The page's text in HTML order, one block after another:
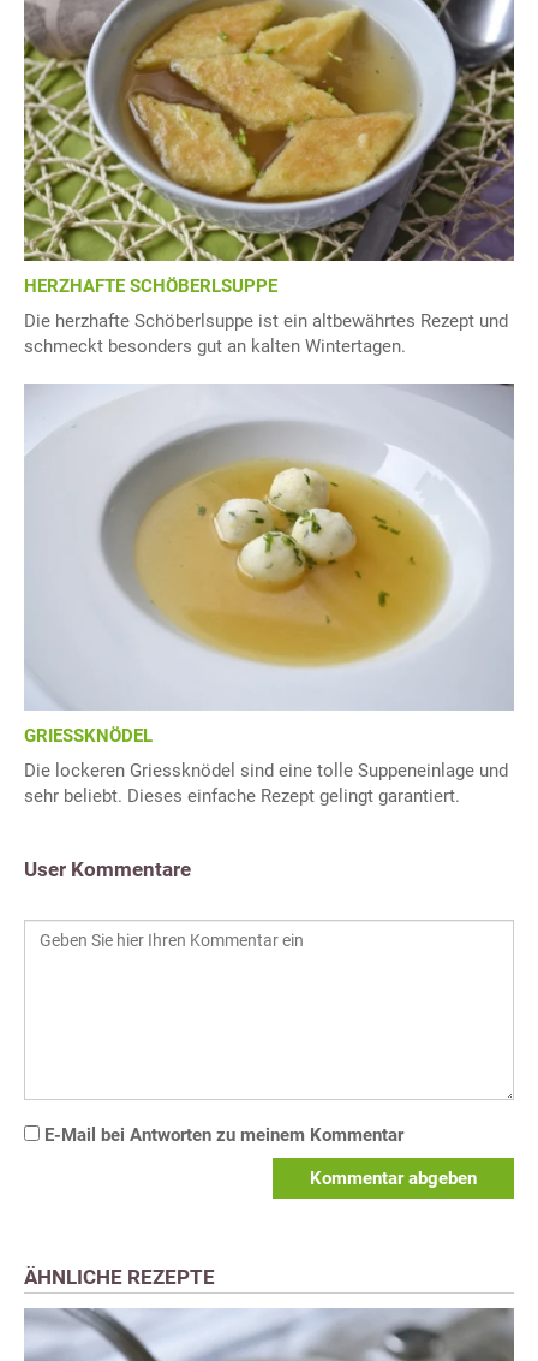
HERZHAFTE SCHÖBERLSUPPE
Die herzhafte Schöberlsuppe ist ein altbewährtes Rezept und
schmeckt besonders gut an kalten Wintertagen.
GRIESSKNÖDEL
Die lockeren Griessknödel sind eine tolle Suppeneinlage und
sehr beliebt. Dieses einfache Rezept gelingt garantiert.
User Kommentare
E-Mail bei Antworten zu meinem Kommentar
Kommentar abgeben
ÄHNLICHE REZEPTE